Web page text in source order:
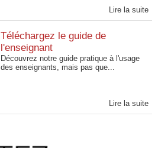
Lire la suite
Téléchargez le guide de
l'enseignant
Découvrez notre guide pratique à l'usage
des enseignants, mais pas que...
Lire la suite